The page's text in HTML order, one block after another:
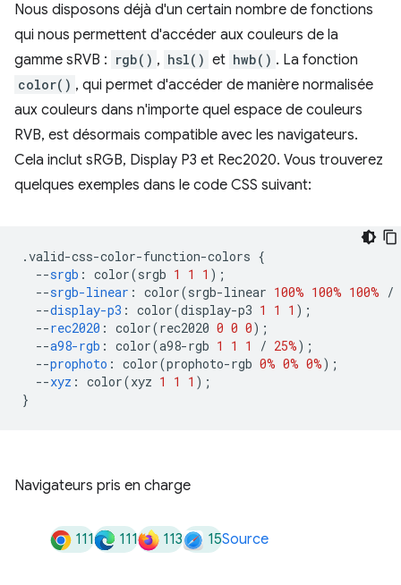
Nous disposons déjà d'un certain nombre de fonctions
qui nous permettent d'accéder aux couleurs de la
gamme sRVB : rgb() , hsl() et hwb() . La fonction
color() , qui permet d'accéder de manière normalisée
aux couleurs dans n'importe quel espace de couleurs
RVB, est désormais compatible avec les navigateurs.
Cela inclut sRGB, Display P3 et Rec2020. Vous trouverez
quelques exemples dans le code CSS suivant:
.valid-css-color-function-colors {
--srgb : color(srgb 1 1 1 );
--srgb-linear : color(srgb-linear 100% 100% 100% /
--display-p3 : color(display-p3 1 1 1 );
--rec2020 : color(rec2020 0 0 0);
--a98-rgb : color(a98-rgb 1 1 1 / 25%);
--prophoto : color(prophoto-rgb 0% 0% 0%);
--xyz : color(xyz 1 1 1 );
}
Navigateurs pris en charge
111 111 113 15Source